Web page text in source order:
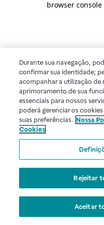
browser
Durante sua navegação,
confirmar sua identidade;
acompanhar a utilização de
aprimoramento de sua
essenciais para nossos
poderá gerenciar os
suas preferências. Nossa
Cookies
Rejeitar
Aceitar